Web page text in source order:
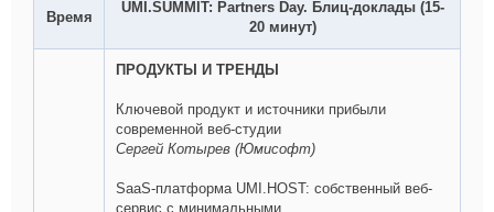
Время
UMI.SUMMIT: Partners Day. Блиц-доклады (15-
20 минут)
ПРОДУКТЫ И ТРЕНДЫ
Ключевой продукт и источники прибыли
современной веб-студии
Сергей Котырев (Юмисофт)
SaaS-платформа UMI.HOST: собственный веб-
сервис с минимальными